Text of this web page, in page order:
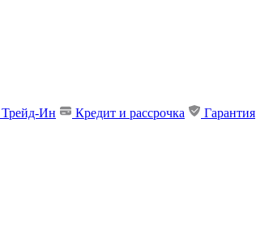
Трейд-Ин Кредит и рассрочка Гарантия